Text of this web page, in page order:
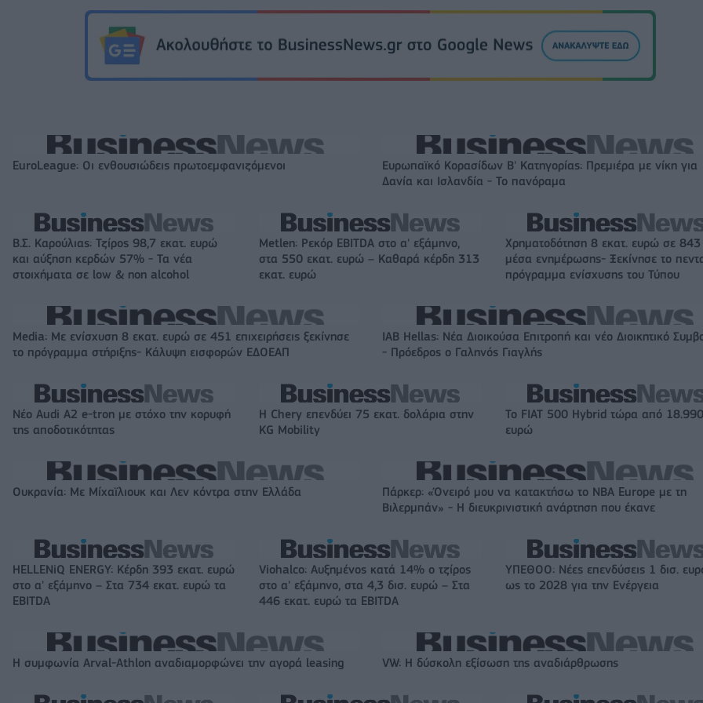
EuroLeague: Οι ενθουσιώδεις πρωτοεμφανιζόμενοι
Ευρωπαϊκό Κορασίδων Β' Κατηγορίας: Πρεμιέρα με νίκη για
Δανία και Ισλανδία - Το πανόραμα
Β.Σ. Καρούλιας: Τζίρος 98,7 εκατ. ευρώ
και αύξηση κερδών 57% - Τα νέα
στοιχήματα σε low & non alcohol
Metlen: Ρεκόρ EBITDA στο α' εξάμηνο,
στα 550 εκατ. ευρώ – Καθαρά κέρδη 313
εκατ. ευρώ
Χρηματοδότηση 8 εκατ. ευρώ σε 843
μέσα ενημέρωσης- Ξεκίνησε το
πρόγραμμα ενίσχυσης του Τύπου
Media: Με ενίσχυση 8 εκατ. ευρώ σε 451 επιχειρήσεις ξεκίνησε
το πρόγραμμα στήριξης- Κάλυψη εισφορών ΕΔΟΕΑΠ
IAB Hellas: Νέα Διοικούσα Επιτροπή και νέο Διοικητικό
- Πρόεδρος ο Γαληνός Γιαγλής
Νέο Audi A2 e-tron με στόχο την κορυφή
της αποδοτικότητας
Η Chery επενδύει 75 εκατ. δολάρια στην
KG Mobility
Το FIAT 500 Hybrid τώρα από 18.990
ευρώ
Ουκρανία: Με Μίχαϊλιουκ και Λεν κόντρα στην Ελλάδα
Πάρκερ: «Όνειρό μου να κατακτήσω το ΝΒΑ Europe με τη
Βιλερμπάν» - Η διευκρινιστική ανάρτηση που έκανε
HELLENiQ ENERGY: Κέρδη 393 εκατ. ευρώ
στο α' εξάμηνο – Στα 734 εκατ. ευρώ τα
EBITDA
Viohalco: Αυξημένος κατά 14% ο τζίρος
στο α' εξάμηνο, στα 4,3 δισ. ευρώ – Στα
446 εκατ. ευρώ τα EBITDA
ΥΠΕΘΟΟ: Νέες επενδύσεις 1 δισ.
ως το 2028 για την Ενέργεια
Η συμφωνία Arval-Athlon αναδιαμορφώνει την αγορά leasing VW: Η δύσκολη εξίσωση της αναδιάρθρωσης